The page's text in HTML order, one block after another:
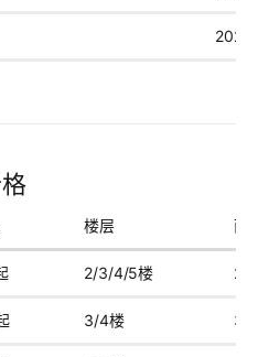
2021
楼层 面
2/3/4/5楼
3/4楼 30